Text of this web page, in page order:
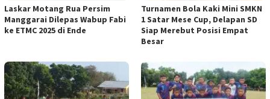
Laskar Motang Rua Persim
Manggarai Dilepas Wabup Fabi
ke ETMC 2025 di Ende
Turnamen Bola Kaki Mini SMKN
1 Satar Mese Cup, Delapan SD
Siap Merebut Posisi Empat
Besar